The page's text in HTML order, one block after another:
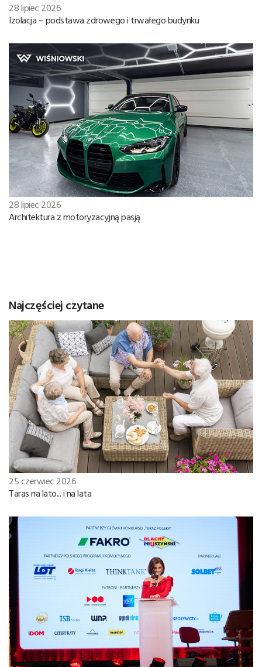
28 lipiec 2026
Izolacja – podstawa zdrowego i trwałego budynku
28 lipiec 2026
Architektura z motoryzacyjną pasją
Najczęściej czytane
25 czerwiec 2026
Taras na lato... i na lata